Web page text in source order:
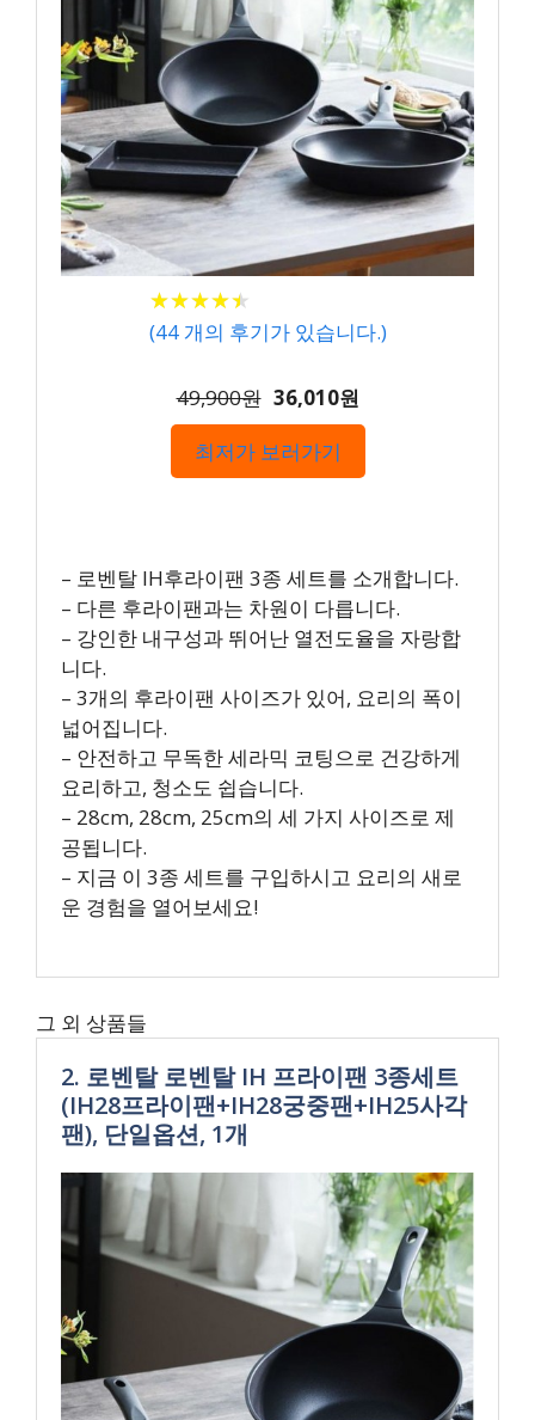
★★★★★
★★★★★
(44개의 후기가 있습니다.)
49,900원 36,010원
최저가 보러가기
– 로벤탈 IH후라이팬 3종 세트를 소개합니다.
– 다른 후라이팬과는 차원이 다릅니다.
– 강인한 내구성과 뛰어난 열전도율을 자랑합
니다.
– 3개의 후라이팬 사이즈가 있어, 요리의 폭이
넓어집니다.
– 안전하고 무독한 세라믹 코팅으로 건강하게
요리하고, 청소도 쉽습니다.
– 28cm, 28cm, 25cm의 세 가지 사이즈로 제
공됩니다.
– 지금 이 3종 세트를 구입하시고 요리의 새로
운 경험을 열어보세요!
그 외 상품들
2. 로벤탈 로벤탈 IH 프라이팬 3종세트
(IH28프라이팬+IH28궁중팬+IH25사각
팬), 단일옵션, 1개